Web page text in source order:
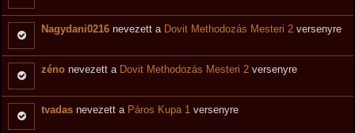
Nagydani0216 nevezett a Dovit Methodozás Mesteri 2 versenyre
zéno nevezett a Dovit Methodozás Mesteri 2 versenyre
tvadas nevezett a Páros Kupa 1 versenyre